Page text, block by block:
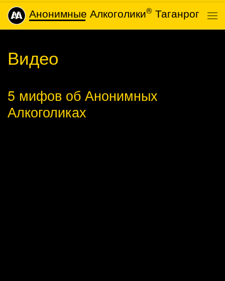
Skip to content
Анонимные Алкоголики® Таганрог
Видео
5 мифов об Анонимных
Алкоголиках